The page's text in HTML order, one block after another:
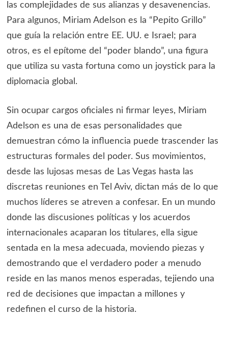
las complejidades de sus alianzas y desavenencias.
Para algunos, Miriam Adelson es la “Pepito Grillo”
que guía la relación entre EE. UU. e Israel; para
otros, es el epítome del “poder blando”, una figura
que utiliza su vasta fortuna como un joystick para la
diplomacia global.
Sin ocupar cargos oficiales ni firmar leyes, Miriam
Adelson es una de esas personalidades que
demuestran cómo la influencia puede trascender las
estructuras formales del poder. Sus movimientos,
desde las lujosas mesas de Las Vegas hasta las
discretas reuniones en Tel Aviv, dictan más de lo que
muchos líderes se atreven a confesar. En un mundo
donde las discusiones políticas y los acuerdos
internacionales acaparan los titulares, ella sigue
sentada en la mesa adecuada, moviendo piezas y
demostrando que el verdadero poder a menudo
reside en las manos menos esperadas, tejiendo una
red de decisiones que impactan a millones y
redefinen el curso de la historia.